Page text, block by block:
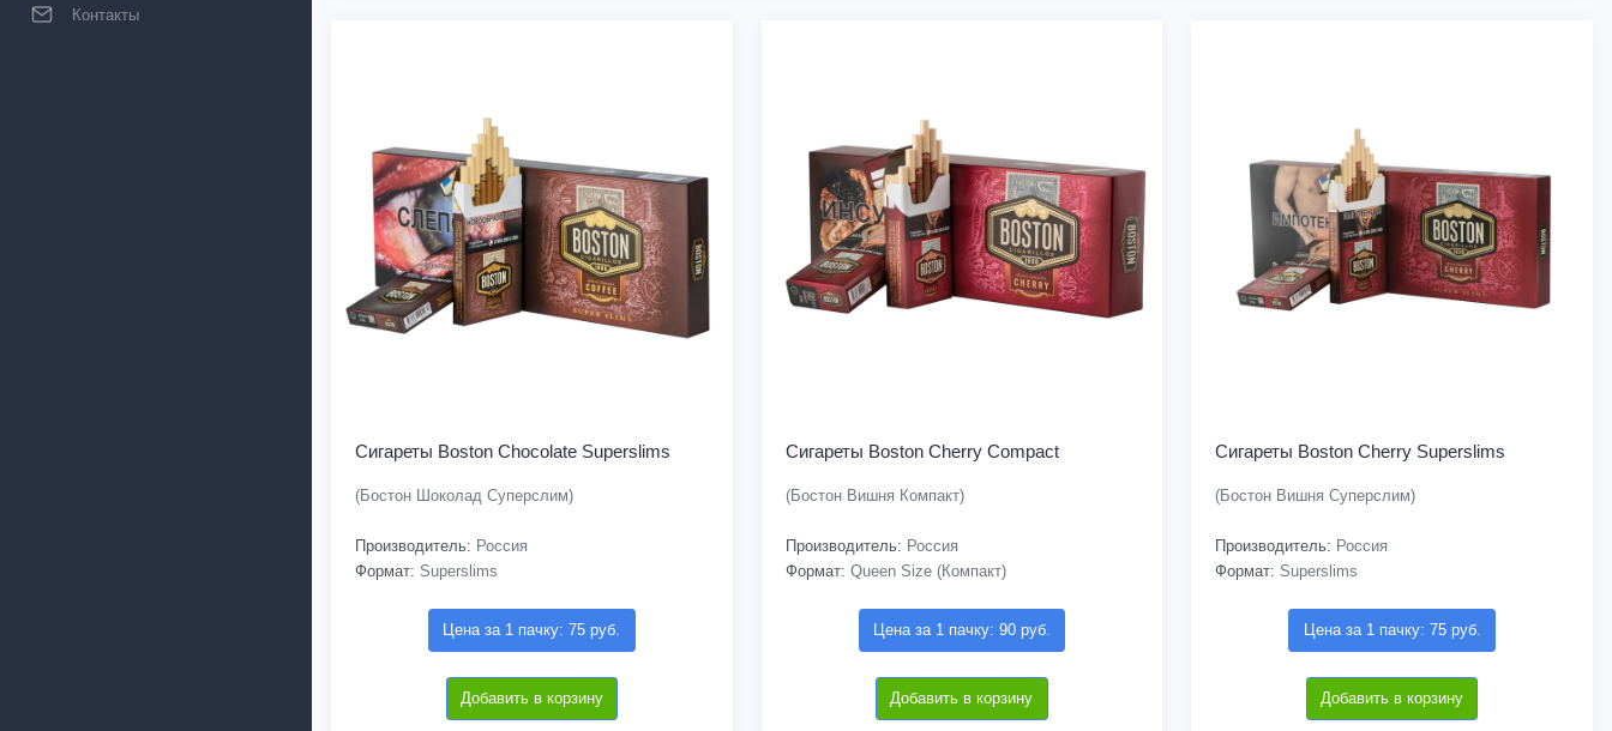
Контакты
Сигареты Boston Chocolate Superslims
(Бостон Шоколад Суперслим)
Производитель: Россия
Формат: Superslims
Цена за 1 пачку: 75 руб.
Добавить в корзину
Сигареты Boston Cherry Compact
(Бостон Вишня Компакт)
Производитель: Россия
Формат: Queen Size (Компакт)
Цена за 1 пачку: 90 руб.
Добавить в корзину
Сигареты Boston Cherry Superslims
(Бостон Вишня Суперслим)
Производитель: Россия
Формат: Superslims
Цена за 1 пачку: 75 руб.
Добавить в корзину